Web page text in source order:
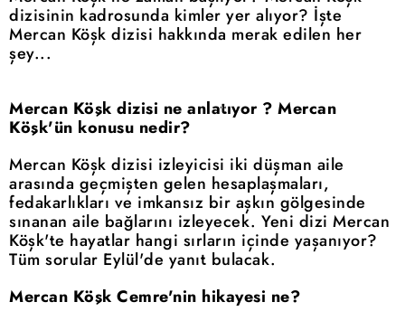
dizisinin kadrosunda kimler yer alıyor? İşte
Mercan Köşk dizisi hakkında merak edilen her
şey...
Mercan Köşk dizisi ne anlatıyor ? Mercan
Köşk'ün konusu nedir?
Mercan Köşk dizisi izleyicisi iki düşman aile
arasında geçmişten gelen hesaplaşmaları,
fedakarlıkları ve imkansız bir aşkın gölgesinde
sınanan aile bağlarını izleyecek. Yeni dizi Mercan
Köşk'te hayatlar hangi sırların içinde yaşanıyor?
Tüm sorular Eylül'de yanıt bulacak.
Mercan Köşk Cemre'nin hikayesi ne?